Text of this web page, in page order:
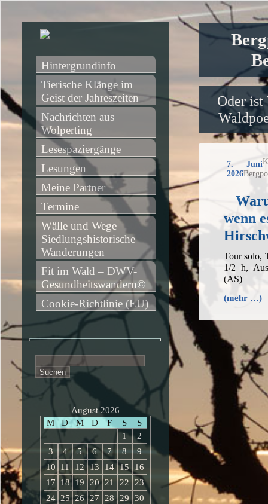
Oder ist
7. Juni
2026
wenn
Tour solo,
1/2 h,
(AS)
(mehr …)
Hintergrundinfo
Tierische Klänge im
Geist der Jahreszeiten
Nachrichten aus
Wolperting
Lesespaziergänge
Lesungen
Meine Partner
Termine
Wälle und Wege –
Siedlungshistorische
Wanderungen
Fit im Wald – DWV-
Gesundheitswandern©
Cookie-Richtlinie (EU)
nach:
August 2026
M
D M D F S
S
1
2
3
4 5 6 7 8
9
10
11 12 13 14 15
16
17
18 19 20 21 22
23
24 25 26 27 28 29
30